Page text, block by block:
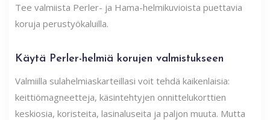
Tee valmiista Perler- ja Hama-helmikuvioista puettavia
koruja perustyökaluilla.
Käytä Perler-helmiä korujen valmistukseen
Valmiilla sulahelmiaskarteillasi voit tehdä kaikenlaisia:
keittiömagneetteja, käsintehtyjen onnittelukorttien
keskiosia, koristeita, lasinaluseita ja paljon muuta. Mutta